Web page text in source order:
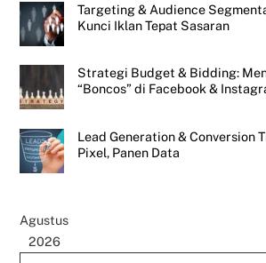
Targeting & Audience
Kunci Iklan Tepat Sasaran
Strategi Budget & Bidding:
“Boncos” di Facebook &
Lead Generation & Conversion
Pixel, Panen Data
Agustus
2026